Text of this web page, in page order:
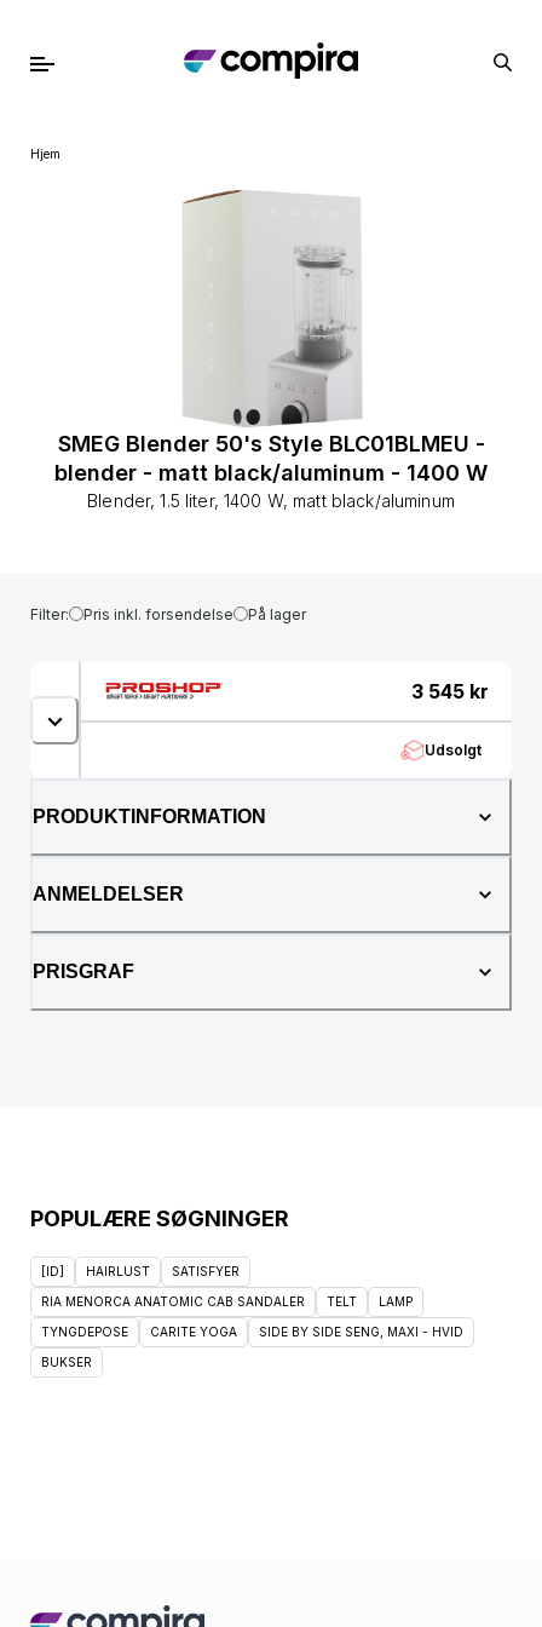
Hjem
SMEG Blender 50's Style BLC01BLMEU -
blender - matt black/aluminum - 1400 W
Blender, 1.5 liter, 1400 W, matt black/aluminum
Filter: Pris inkl. forsendelse På lager
3 545 kr
Udsolgt
PRODUKTINFORMATION
ANMELDELSER
PRISGRAF
POPULÆRE SØGNINGER
[ID] HAIRLUST SATISFYER
RIA MENORCA ANATOMIC CAB SANDALER TELT LAMP
TYNGDEPOSE CARITE YOGA SIDE BY SIDE SENG, MAXI - HVID
BUKSER